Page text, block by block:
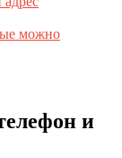
можно
и